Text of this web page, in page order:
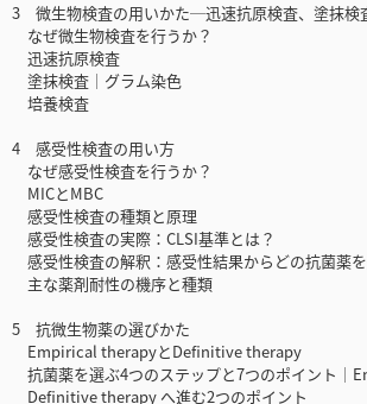
3 微生物検査の用いかた─迅速抗原検査、塗抹検
なぜ微生物検査を行うか？
迅速抗原検査
塗抹検査│グラム染色
培養検査
4 感受性検査の用い方
なぜ感受性検査を行うか？
MICとMBC
感受性検査の種類と原理
感受性検査の実際：CLSI基準とは？
感受性検査の解釈：感受性結果からどの抗菌薬
主な薬剤耐性の機序と種類
5 抗微生物薬の選びかた
Empirical therapyとDefinitive therapy
抗菌薬を選ぶ4つのステップと7つのポイント
Definitive therapy へ進む2つのポイント